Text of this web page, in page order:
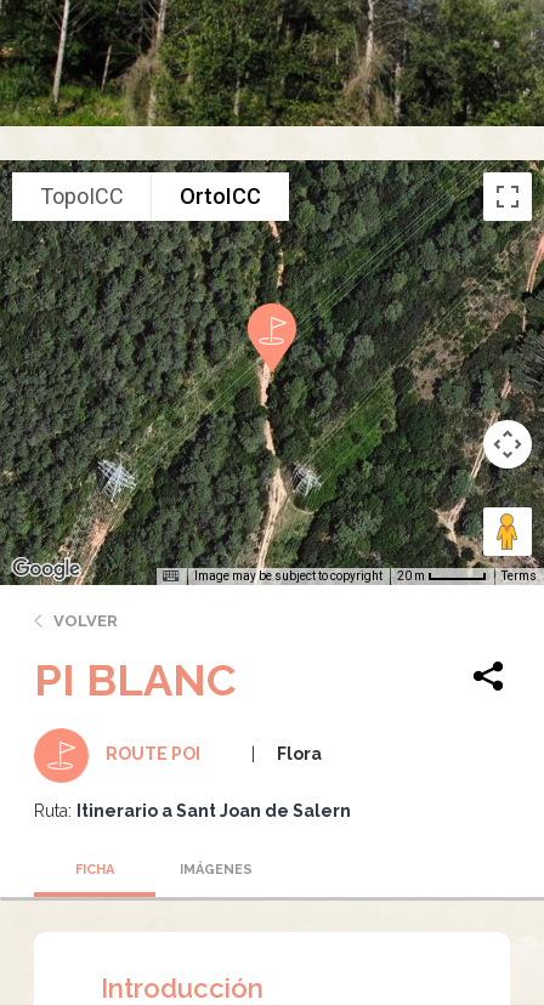
TopoICC OrtoICC
Image may be subject to copyright 20 m Terms
VOLVER
PI BLANC
ROUTE POI Flora
Ruta: Itinerario a Sant Joan de Salern
FICHA IMÁGENES
Introducción